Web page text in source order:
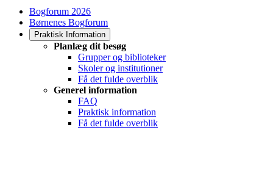
Bogforum 2026
Børnenes Bogforum
Praktisk Information
Planlæg dit besøg
Grupper og biblioteker
Skoler og institutioner
Få det fulde overblik
Generel information
FAQ
Praktisk information
Få det fulde overblik